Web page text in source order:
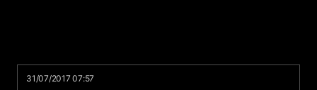
31/07/2017 07:57